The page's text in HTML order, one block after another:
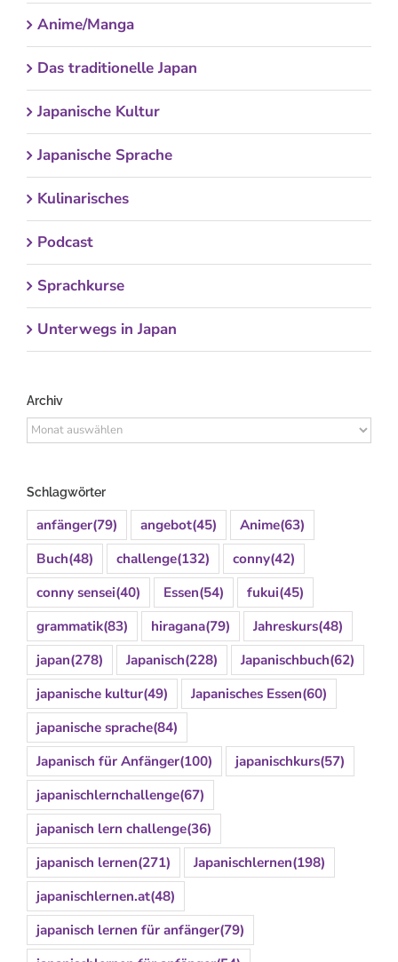
Anime/Manga
Das traditionelle Japan
Japanische Kultur
Japanische Sprache
Kulinarisches
Podcast
Sprachkurse
Unterwegs in Japan
Archiv
Archiv
Schlagwörter
anfänger(79) angebot(45) Anime(63)
Buch(48) challenge(132) conny(42)
conny sensei(40) Essen(54) fukui(45)
grammatik(83) hiragana(79) Jahreskurs(48)
japan(278) Japanisch(228) Japanischbuch(62)
japanische kultur(49) Japanisches Essen(60)
japanische sprache(84)
Japanisch für Anfänger(100) japanischkurs(57)
japanischlernchallenge(67)
japanisch lern challenge(36)
japanisch lernen(271) Japanischlernen(198)
japanischlernen.at(48)
japanisch lernen für anfänger(79)